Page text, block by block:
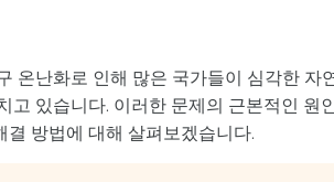
온난화로 인해 많은 국가들이 심각한 자
고 있습니다. 이러한 문제의 근본적인 원
방법에 대해 살펴보겠습니다.